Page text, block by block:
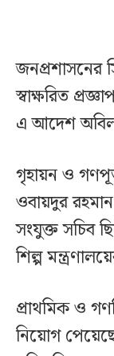
জনপ্রশাসনের
স্বাক্ষরিত
এ আদেশ
গৃহায়ন ও
ওবায়দুর
সংযুক্ত সচিব
শিল্প
প্রাথমিক ও
নিয়োগ